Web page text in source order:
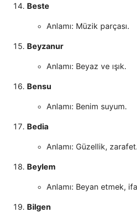
Beste
Anlamı: Müzik parçası.
Beyzanur
Anlamı: Beyaz ve ışık.
Bensu
Anlamı: Benim suyum.
Bedia
Anlamı: Güzellik, zarafet.
Beylem
Anlamı: Beyan etmek,
Bilgen